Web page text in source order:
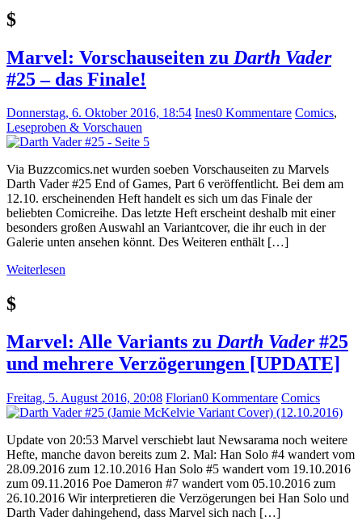
$
Marvel: Vorschauseiten zu Darth Vader
#25 – das Finale!
Donnerstag, 6. Oktober 2016, 18:54 Ines0 Kommentare Comics,
Leseproben & Vorschauen
Via Buzzcomics.net wurden soeben Vorschauseiten zu Marvels
Darth Vader #25 End of Games, Part 6 veröffentlicht. Bei dem am
12.10. erscheinenden Heft handelt es sich um das Finale der
beliebten Comicreihe. Das letzte Heft erscheint deshalb mit einer
besonders großen Auswahl an Variantcover, die ihr euch in der
Galerie unten ansehen könnt. Des Weiteren enthält […]
Weiterlesen
$
Marvel: Alle Variants zu Darth Vader#25
und mehrere Verzögerungen [UPDATE]
Freitag, 5. August 2016, 20:08 Florian0 Kommentare Comics
Update von 20:53 Marvel verschiebt laut Newsarama noch weitere
Hefte, manche davon bereits zum 2. Mal: Han Solo #4 wandert vom
28.09.2016 zum 12.10.2016 Han Solo #5 wandert vom 19.10.2016
zum 09.11.2016 Poe Dameron #7 wandert vom 05.10.2016 zum
26.10.2016 Wir interpretieren die Verzögerungen bei Han Solo und
Darth Vader dahingehend, dass Marvel sich nach […]